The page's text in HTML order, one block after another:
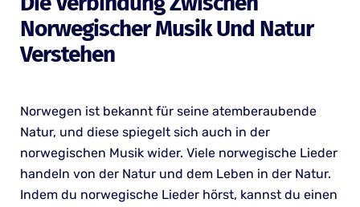
Norwegischer Musik Und Natur
Verstehen
Norwegen ist bekannt für seine atemberaubende
Natur, und diese spiegelt sich auch in der
norwegischen Musik wider. Viele norwegische Lieder
handeln von der Natur und dem Leben in der Natur.
Indem du norwegische Lieder hörst, kannst du einen